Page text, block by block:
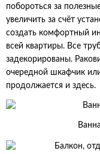
побороться за
увеличить за счёт
создать комфортный
всей квартиры. Все
задекорированы.
очередной шкафчик
продолжается и здесь.